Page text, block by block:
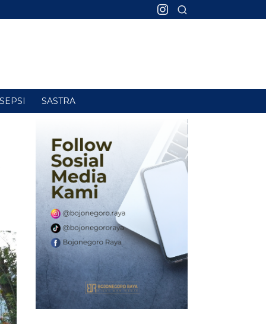
SASTRA